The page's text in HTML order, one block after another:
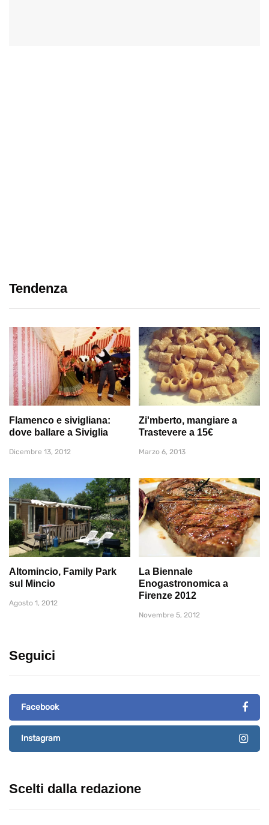
Tendenza
Flamenco e sivigliana:
dove ballare a Siviglia
Dicembre 13, 2012
Zi'mberto, mangiare a
Trastevere a 15€
Marzo 6, 2013
Altomincio, Family Park
sul Mincio
Agosto 1, 2012
La Biennale
Enogastronomica a
Firenze 2012
Novembre 5, 2012
Seguici
Facebook
Instagram
Scelti dalla redazione